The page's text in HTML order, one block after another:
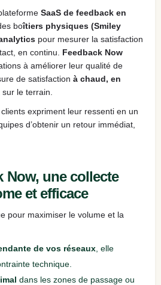
SaaS de feedback en
boîtiers physiques (Smiley
pour mesurer la satisfaction
en continu.
Feedback Now
à améliorer leur qualité de
de satisfaction à chaud, en
sur le terrain.
clients expriment leur ressenti en un
d’obtenir un retour immédiat,
Now, une collecte
et efficace
pour maximiser le volume et la
de vos réseaux , elle
technique.
dans les zones de passage ou